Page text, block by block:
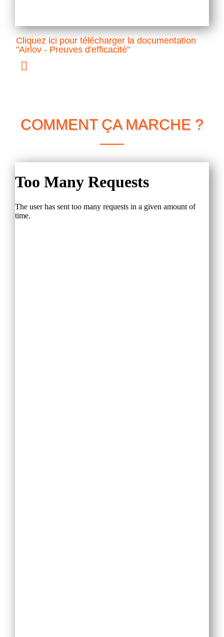
Cliquez ici pour télécharger la documentation
"Airlov - Preuves d'efficacité"
COMMENT ÇA MARCHE ?